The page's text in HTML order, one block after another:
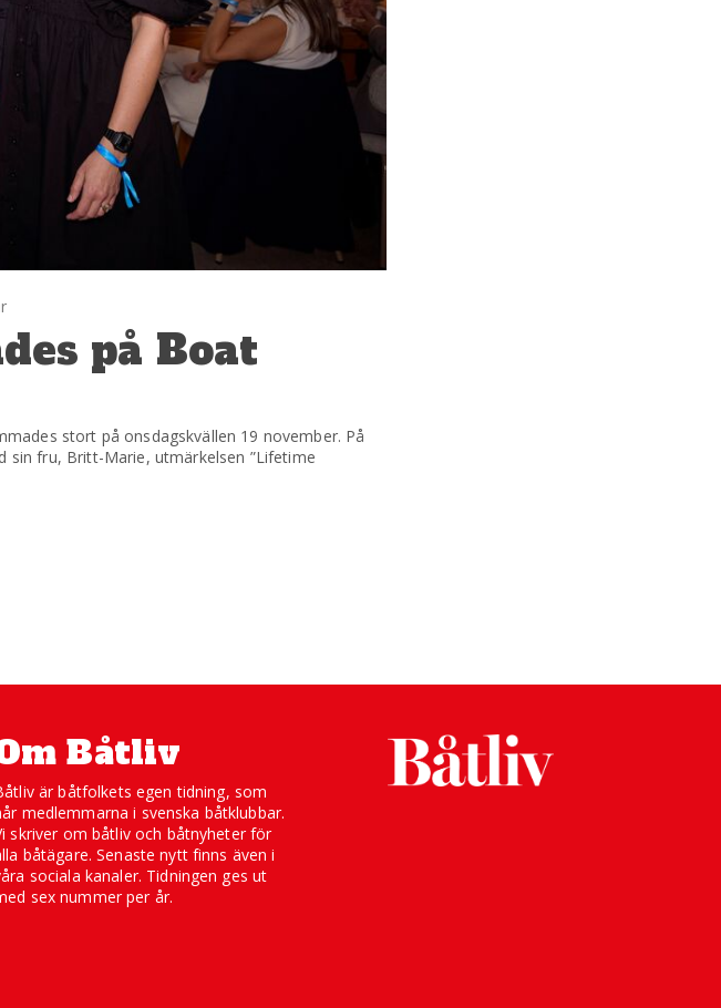
på Boat
stort på onsdagskvällen 19 november. På
sin fru, Britt-Marie, utmärkelsen ”Lifetime
Båtliv
är båtfolkets egen tidning, som
medlemmarna i svenska båtklubbar.
skriver om båtliv och båtnyheter för
båtägare. Senaste nytt finns även i
sociala kanaler. Tidningen ges ut
sex nummer per år.